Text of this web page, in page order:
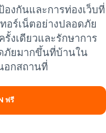
งกันและการท่องเว็บที่
อร์เน็ตอย่างปลอดภัย
งเดียวและรักษาการ
ภัยมากขึ้นที่บ้านใน
อกสถานที่
ฟรี